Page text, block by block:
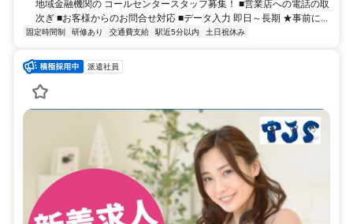
地域金融機関の コールセンタースタッフ募集！ ■営業店への電話の取
次ぎ ■お客様からのお問合せ対応 ■データ入力 即日～長期 ★事前に...
固定時間制 研修あり 交通費支給 駅近5分以内 土日祝休み
派遣社員